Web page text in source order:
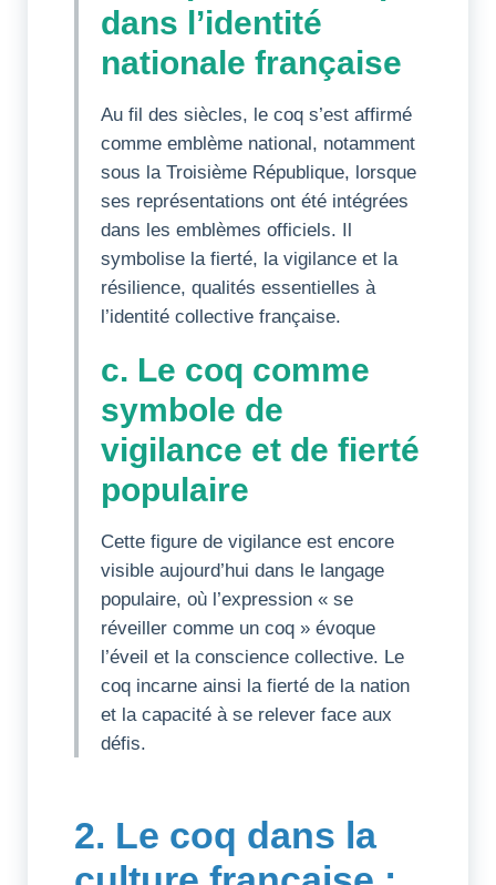
dans l’identité
nationale française
Au fil des siècles, le coq s’est affirmé
comme emblème national, notamment
sous la Troisième République, lorsque
ses représentations ont été intégrées
dans les emblèmes officiels. Il
symbolise la fierté, la vigilance et la
résilience, qualités essentielles à
l’identité collective française.
c. Le coq comme
symbole de
vigilance et de fierté
populaire
Cette figure de vigilance est encore
visible aujourd’hui dans le langage
populaire, où l’expression « se
réveiller comme un coq » évoque
l’éveil et la conscience collective. Le
coq incarne ainsi la fierté de la nation
et la capacité à se relever face aux
défis.
2. Le coq dans la